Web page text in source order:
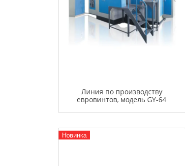
Линия по производству
евровинтов, модель GY-64
Новинка